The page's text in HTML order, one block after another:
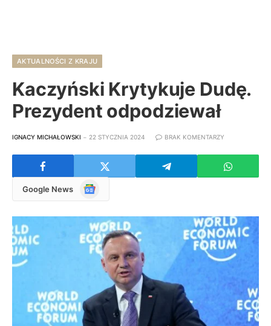
AKTUALNOŚCI Z KRAJU
Kaczyński Krytykuje Dudę.
Prezydent odpodziewał
IGNACY MICHAŁOWSKI 22 STYCZNIA 2024 BRAK KOMENTARZY
Google News
Google